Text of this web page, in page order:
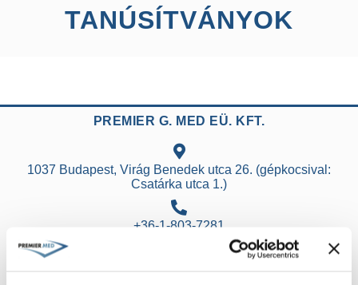
TANÚSÍTVÁNYOK
PREMIER G. MED EÜ. KFT.
1037 Budapest, Virág Benedek utca 26. (gépkocsival:
Csatárka utca 1.)
+36-1-803-7281